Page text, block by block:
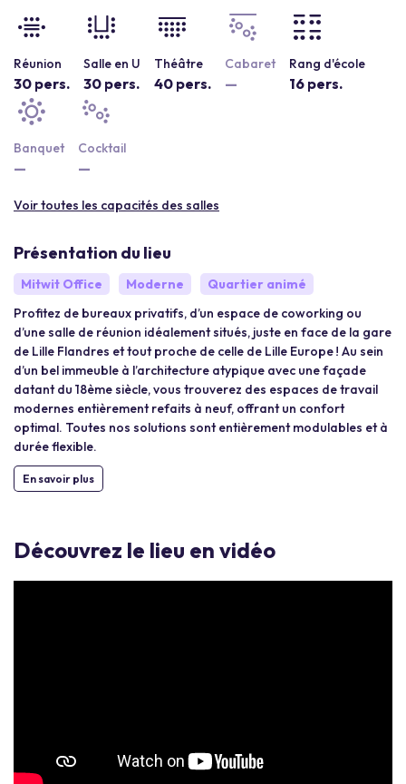
Réunion
30 pers.
Salle en U
30 pers.
Théâtre
40 pers.
Cabaret
—
Rang d'école
16 pers.
Banquet
—
Cocktail
—
Voir toutes les capacités des salles
Présentation du lieu
Mitwit Office Moderne
Quartier animé
Profitez de bureaux privatifs, d’un espace de coworking ou
d’une salle de réunion idéalement situés, juste en face de la gare
de Lille Flandres et tout proche de celle de Lille Europe ! Au sein
d’un bel immeuble à l’architecture atypique avec une façade
datant du 18ème siècle, vous trouverez des espaces de travail
modernes entièrement refaits à neuf, offrant un confort
optimal. Toutes nos solutions sont entièrement modulables et à
durée flexible.
En savoir plus
Découvrez le lieu en vidéo